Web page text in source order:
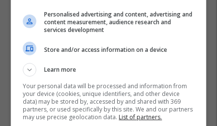
Personalised advertising and content, advertising and
content measurement, audience research and
services development
Store and/or access information on a device
Learn more
Your personal data will be processed and information from
your device (cookies, unique identifiers, and other device
data) may be stored by, accessed by and shared with 369
partners, or used specifically by this site. We and our partners
may use precise geolocation data. List of partners.